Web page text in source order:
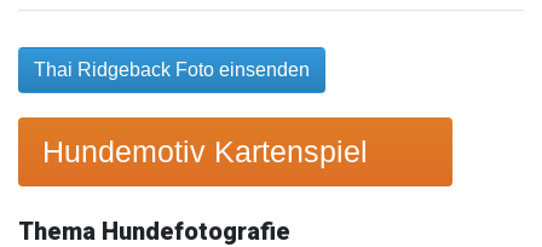
Thai Ridgeback Foto einsenden
Hundemotiv Kartenspiel
Thema Hundefotografie